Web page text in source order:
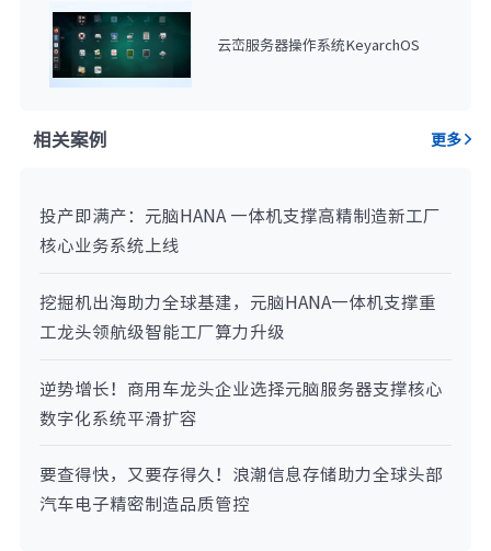
云峦服务器操作系统KeyarchOS
相关案例 更多
投产即满产：元脑HANA 一体机支撑高精制造新工厂
核心业务系统上线
挖掘机出海助力全球基建，元脑HANA一体机支撑重
工龙头领航级智能工厂算力升级
逆势增长！商用车龙头企业选择元脑服务器支撑核心
数字化系统平滑扩容
要查得快，又要存得久！浪潮信息存储助力全球头部
汽车电子精密制造品质管控